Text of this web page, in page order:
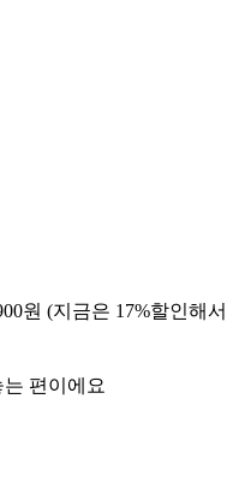
원 (지금은 17%할인해서
편이에요